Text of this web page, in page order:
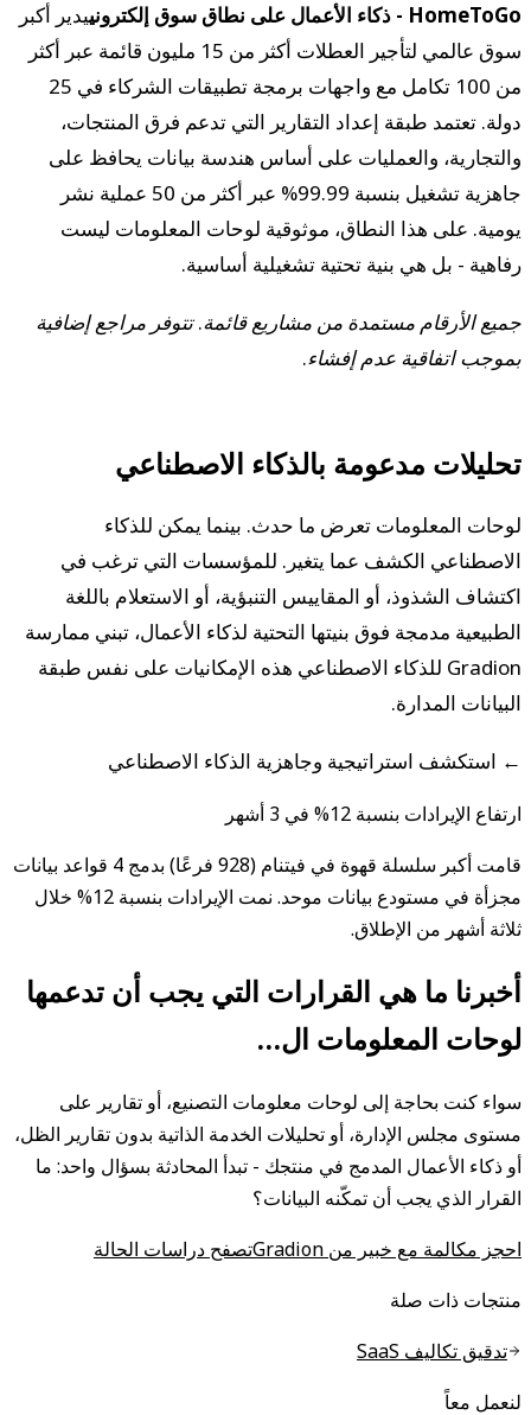
HomeToGo - ذكاء الأعمال على نطاق سوق إلكتروني
يدير أكبر
سوق عالمي لتأجير العطلات أكثر من 15 مليون قائمة عبر أكثر
من 100 تكامل مع واجهات برمجة تطبيقات الشركاء في 25
دولة. تعتمد طبقة إعداد التقارير التي تدعم فرق المنتجات،
والتجارية، والعمليات على أساس هندسة بيانات يحافظ على
جاهزية تشغيل بنسبة 99.99% عبر أكثر من 50 عملية نشر
يومية. على هذا النطاق، موثوقية لوحات المعلومات ليست
رفاهية - بل هي بنية تحتية تشغيلية أساسية.
جميع الأرقام مستمدة من مشاريع قائمة. تتوفر مراجع إضافية
بموجب اتفاقية عدم إفشاء.
تحليلات مدعومة بالذكاء الاصطناعي
لوحات المعلومات تعرض ما حدث. بينما يمكن للذكاء
الاصطناعي الكشف عما يتغير. للمؤسسات التي ترغب في
اكتشاف الشذوذ، أو المقاييس التنبؤية، أو الاستعلام باللغة
الطبيعية مدمجة فوق بنيتها التحتية لذكاء الأعمال، تبني ممارسة
Gradion للذكاء الاصطناعي هذه الإمكانيات على نفس طبقة
البيانات المدارة.
← استكشف استراتيجية وجاهزية الذكاء الاصطناعي
ارتفاع الإيرادات بنسبة 12% في 3 أشهر
قامت أكبر سلسلة قهوة في فيتنام (928 فرعًا) بدمج 4 قواعد بيانات
مجزأة في مستودع بيانات موحد. نمت الإيرادات بنسبة 12% خلال
ثلاثة أشهر من الإطلاق.
أخبرنا ما هي القرارات التي يجب أن تدعمها
لوحات المعلومات ال…
سواء كنت بحاجة إلى لوحات معلومات التصنيع، أو تقارير على
مستوى مجلس الإدارة، أو تحليلات الخدمة الذاتية بدون تقارير الظل،
أو ذكاء الأعمال المدمج في منتجك - تبدأ المحادثة بسؤال واحد: ما
القرار الذي يجب أن تمكّنه البيانات؟
احجز مكالمة مع خبير من Gradion
تصفح دراسات الحالة
منتجات ذات صلة
تدقيق تكاليف SaaS
لنعمل معاً